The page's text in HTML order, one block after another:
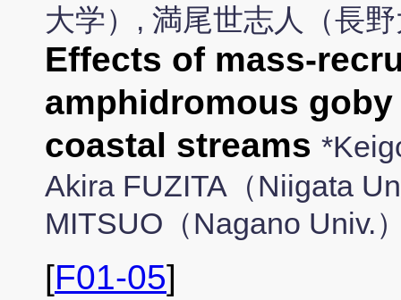
大学）, 満尾世志人（長
Effects of mass-
amphidromous
coastal streams
Akira FUZITA（Niigata
MITSUO（Nagano Univ.
[F01-05]